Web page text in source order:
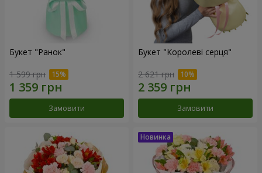
Букет "Ранок"
1 599 грн
Замовити
Букет "Королеві серця"
2 621 грн
Замовити